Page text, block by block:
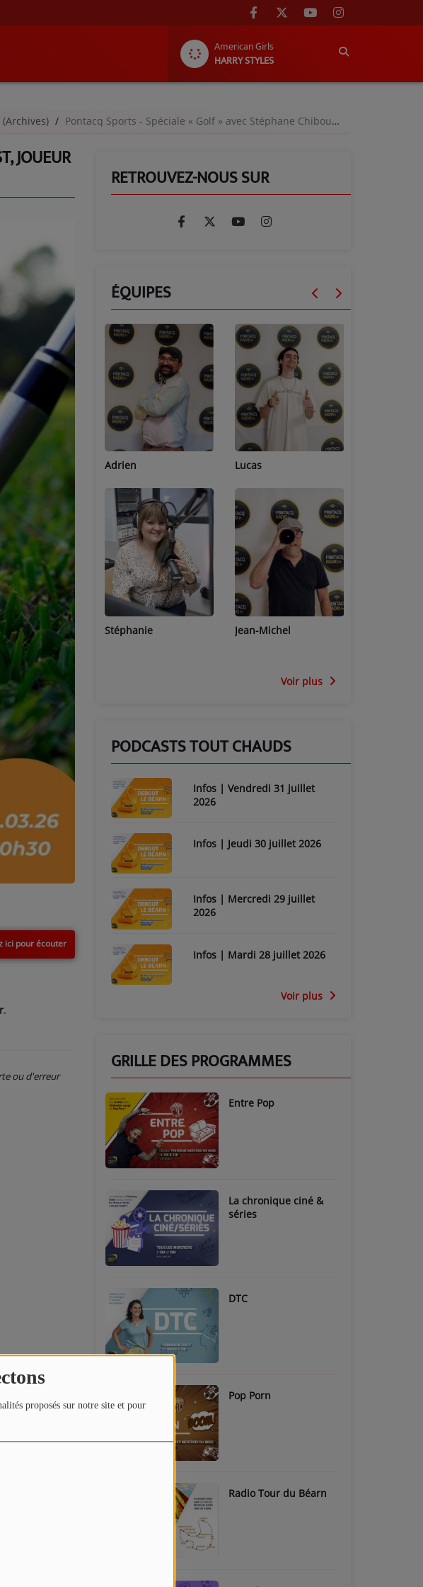
proposés sur notre site et pour
American Girls
HARRY STYLES
Pontacq Sports - Spéciale « Golf » avec Stéphane Chiboust, joueur et coach - Lundi 16 mars 2026
JOUEUR
.
ou d'erreur
RETROUVEZ-NOUS SUR
ÉQUIPES
Adrien
Stéphanie
Lucas
Jean-Michel
Voir plus
PODCASTS TOUT CHAUDS
Infos | Vendredi 31 juillet
2026
Infos | Jeudi 30 juillet 2026
Infos | Mercredi 29 juillet
2026
Infos | Mardi 28 juillet 2026
Voir plus
GRILLE DES PROGRAMMES
Entre Pop
La chronique ciné &
séries
DTC
Pop Porn
Radio Tour du Béarn